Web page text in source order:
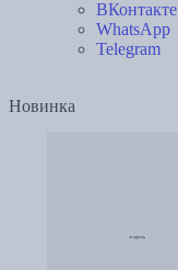
ВКонтакте
WhatsApp
Telegram
Новинка